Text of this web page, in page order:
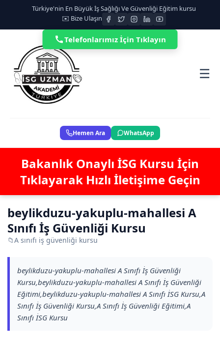
Türkiye'nin En Büyük İş Sağlığı Ve Güvenliği Eğitim kursu
✉️ Bize Ulaşın
☰
Hemen Ara WhatsApp
Bakanlık Onaylı İSG Kursu İçin
Tıklayarak Hızlı İletişime Geçin
beylikduzu-yakuplu-mahallesi A
Sınıfı İş Güvenliği Kursu
📁A sınıfı iş güvenliği kursu
beylikduzu-yakuplu-mahallesi A Sınıfı İş Güvenliği
Kursu,beylikduzu-yakuplu-mahallesi A Sınıfı İş Güvenliği
Eğitimi,beylikduzu-yakuplu-mahallesi A Sınıfı İSG Kursu,A
Sınıfı İş Güvenliği Kursu,A Sınıfı İş Güvenliği Eğitimi,A
Sınıfı İSG Kursu
Telefonlarımız İçin Tıklayın